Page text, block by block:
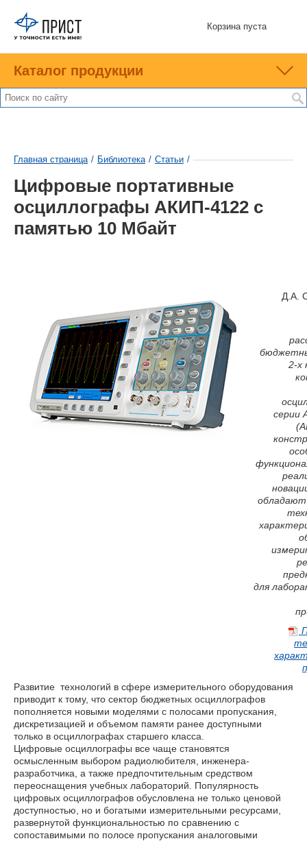
Корзина пуста
Каталог продукции
Главная страница / Библиотека / Статьи /
Цифровые портативные
осциллографы АКИП-4122 с
памятью 10 Мбайт
Д.A.
2-х
серии
обладают
для
Развитие технологий в сфере измерительного оборудования
приводит к тому, что сектор бюджетных осциллографов
пополняется новыми моделями с полосами пропускания,
дискретизацией и объемом памяти ранее доступными
только в осциллографах старшего класса.
Цифровые осциллографы все чаще становятся
осмысленным выбором радиолюбителя, инженера-
разработчика, а также предпочтительным средством
переоснащения учебных лабораторий. Популярность
цифровых осциллографов обусловлена не только ценовой
доступностью, но и богатыми измерительными ресурсами,
развернутой функциональностью по сравнению с
сопоставимыми по полосе пропускания аналоговыми